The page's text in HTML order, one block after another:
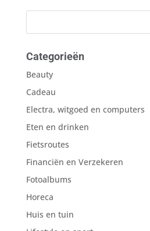
Categorieën
Beauty
Cadeau
Electra, witgoed en computers
Eten en drinken
Fietsroutes
Financiën en Verzekeren
Fotoalbums
Horeca
Huis en tuin